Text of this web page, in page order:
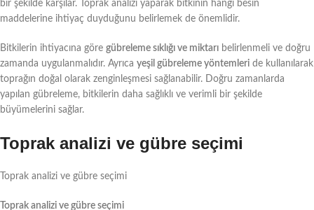
bir şekilde karşılar. Toprak analizi yaparak bitkinin hangi besin
maddelerine ihtiyaç duyduğunu belirlemek de önemlidir.
Bitkilerin ihtiyacına göre gübreleme sıklığı ve miktarı belirlenmeli ve doğru
zamanda uygulanmalıdır. Ayrıca yeşil gübreleme yöntemleri de kullanılarak
toprağın doğal olarak zenginleşmesi sağlanabilir. Doğru zamanlarda
yapılan gübreleme, bitkilerin daha sağlıklı ve verimli bir şekilde
büyümelerini sağlar.
Toprak analizi ve gübre seçimi
Toprak analizi ve gübre seçimi
Toprak analizi ve gübre seçimi